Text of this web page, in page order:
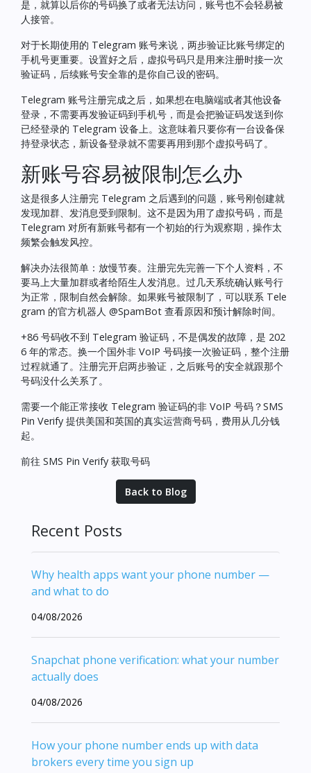
是，就算以后你的号码换了或者无法访问，账号也不会轻易被
人接管。
对于长期使用的 Telegram 账号来说，两步验证比账号绑定的
手机号更重要。设置好之后，虚拟号码只是用来注册时接一次
验证码，后续账号安全靠的是你自己设的密码。
Telegram 账号注册完成之后，如果想在电脑端或者其他设备
登录，不需要再发验证码到手机号，而是会把验证码发送到你
已经登录的 Telegram 设备上。这意味着只要你有一台设备保
持登录状态，新设备登录就不需要再用到那个虚拟号码了。
新账号容易被限制怎么办
这是很多人注册完 Telegram 之后遇到的问题，账号刚创建就
发现加群、发消息受到限制。这不是因为用了虚拟号码，而是
Telegram 对所有新账号都有一个初始的行为观察期，操作太
频繁会触发风控。
解决办法很简单：放慢节奏。注册完先完善一下个人资料，不
要马上大量加群或者给陌生人发消息。过几天系统确认账号行
为正常，限制自然会解除。如果账号被限制了，可以联系 Tele
gram 的官方机器人 @SpamBot 查看原因和预计解除时间。
+86 号码收不到 Telegram 验证码，不是偶发的故障，是 202
6 年的常态。换一个国外非 VoIP 号码接一次验证码，整个注册
过程就通了。注册完开启两步验证，之后账号的安全就跟那个
号码没什么关系了。
需要一个能正常接收 Telegram 验证码的非 VoIP 号码？SMS
Pin Verify 提供美国和英国的真实运营商号码，费用从几分钱
起。
前往 SMS Pin Verify 获取号码
Back to Blog
Recent Posts
Why health apps want your phone number —
and what to do
04/08/2026
Snapchat phone verification: what your number
actually does
04/08/2026
How your phone number ends up with data
brokers every time you sign up